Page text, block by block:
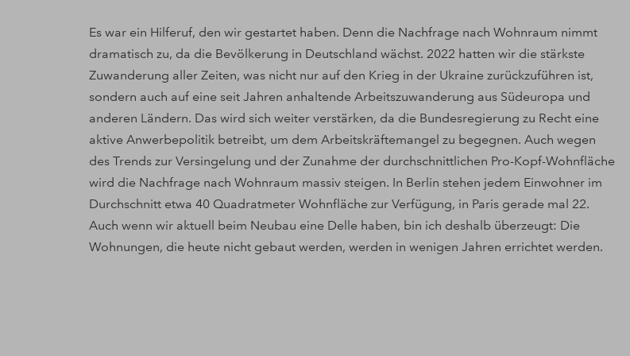
Es war ein Hilferuf, den wir gestartet haben. Denn die Nachfrage nach Wohnraum nimmt
dramatisch zu, da die Bevölkerung in Deutschland wächst. 2022 hatten wir die stärkste
Zuwanderung aller Zeiten, was nicht nur auf den Krieg in der Ukraine zurückzuführen ist,
sondern auch auf eine seit Jahren anhaltende Arbeitszuwanderung aus Südeuropa und
anderen Ländern. Das wird sich weiter verstärken, da die Bundesregierung zu Recht eine
aktive Anwerbepolitik betreibt, um dem Arbeitskräftemangel zu begegnen. Auch wegen
des Trends zur Versingelung und der Zunahme der durchschnittlichen Pro-Kopf-Wohnfläche
wird die Nachfrage nach Wohnraum massiv steigen. In Berlin stehen jedem Einwohner im
Durchschnitt etwa 40 Quadratmeter Wohnfläche zur Verfügung, in Paris gerade mal 22.
Auch wenn wir aktuell beim Neubau eine Delle haben, bin ich deshalb überzeugt: Die
Wohnungen, die heute nicht gebaut werden, werden in wenigen Jahren errichtet werden.